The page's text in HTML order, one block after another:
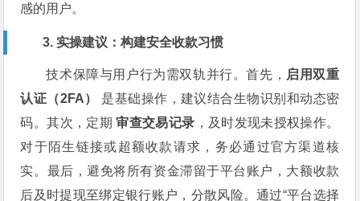
感的用户。
3. 实操建议：构建安全收款习惯
技术保障与用户行为需双轨并行。首先， 启用双重
认证（2FA）
是基础操作，建议结合生物识别和动态密
码。其次，定期审查交易记录 ，及时发现未授权操作。
对于陌生链接或超额收款请求，务必通过官方渠道核
实。最后，避免将所有资金滞留于平台账户，大额收款
后及时提现至绑定银行账户，分散风险。通过“平台选择